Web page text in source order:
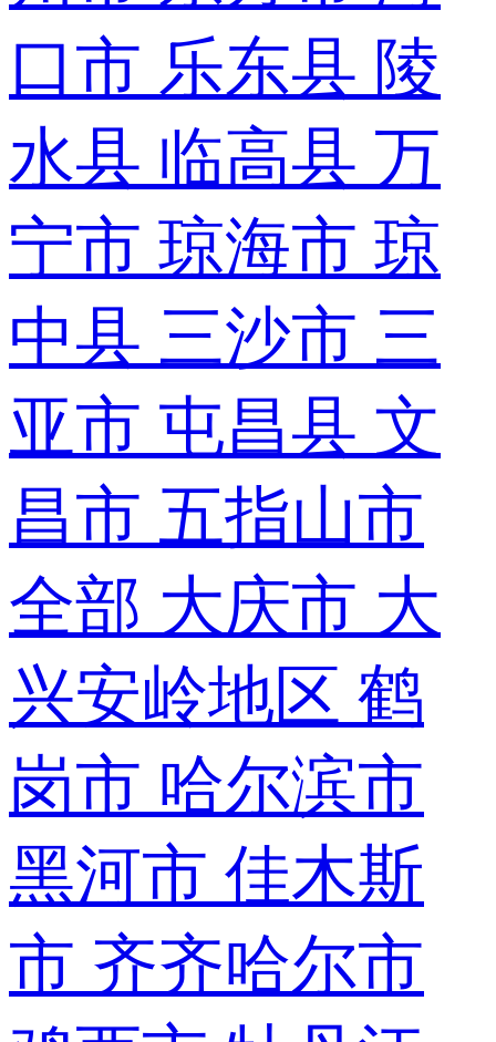
口市 乐东县 陵
水县 临高县 万
宁市 琼海市 琼
中县 三沙市 三
亚市 屯昌县 文
昌市 五指山市
全部 大庆市 大
兴安岭地区 鹤
岗市 哈尔滨市
黑河市 佳木斯
市 齐齐哈尔市